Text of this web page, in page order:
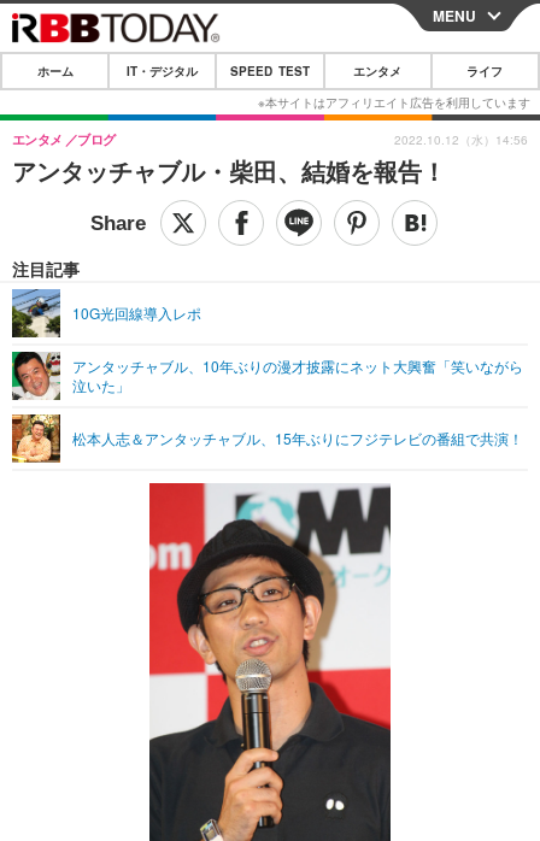
CLOSE
ホーム
IT・デジタル
IT・デジタルTOP スマートフォン
ネタ ガジェット・ツール
SPEED TEST
エンタメ
音楽 スポーツ
ライフ
ペット ショッピング
その他
リリース一覧
プッシュ通知の停止方法
MENU
ホーム IT・デジタル SPEED TEST エンタメ ライフ
アンタッチャブル・柴田、結婚を報告！
エンタメ ブログ
注目記事
10G光回線導入レポ
アンタッチャブル、10年ぶりの漫才披露にネット大興奮「笑いながら
泣いた」
松本人志＆アンタッチャブル、15年ぶりにフジテレビの番組で共演！
2022.10.12（水）14:56